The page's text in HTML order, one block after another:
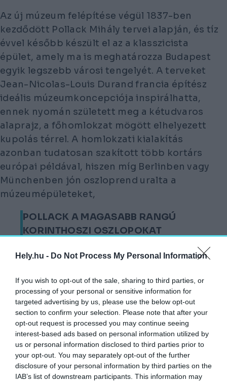
Hely.hu - Do Not Process My Personal Information
If you wish to opt-out of the sale, sharing to third parties, or
processing of your personal or sensitive information for
targeted advertising by us, please use the below opt-out
section to confirm your selection. Please note that after your
opt-out request is processed you may continue seeing
interest-based ads based on personal information utilized by
us or personal information disclosed to third parties prior to
your opt-out. You may separately opt-out of the further
disclosure of your personal information by third parties on the
IAB’s list of downstream participants. This information may
Az új múzeum felépítése végül 1837-ben
kezdődött Pollack Mihály tervei alapján, és tíz
évvel később készült el az a klasszicista
épület, amely ma is meghatározza Budapest
egyik legszebb városi tengelyét. A terveket
Jean-Nicolas-Louis Durand francia építész
ideális múzeumkoncepciója inspirálhatta,
ennek nyomán született meg a kétudvaros
alaprajz, a főhomlokzat mögött elhelyezett
kupolás térrel. A homlokzati kialakítás
azonban tudatosan szakított több kortárs
európai példával, hiszen míg Berlinben vagy
Münchenben jón oszloprend uralta a
múzeumépületeket,
POLLACK A MAGASABB RANGÚ
KORINTHOSZI OSZLOPOKAT
VÁLASZTOTTA, EZZEL IS HANGSÚLYOZVA
AZ INTÉZMÉNY REPREZENTATÍV, NEMZETI
Az épület mind tömegalakítását, mind
részletképzését tekintve fennséges
Fotó:MTI/Lapis Renáta és Róka László
A belső térsor Pollack téralakító
képességének egyik csúcspontja, hiszen a
portikusz alatti előcsarnoktól a földszinti